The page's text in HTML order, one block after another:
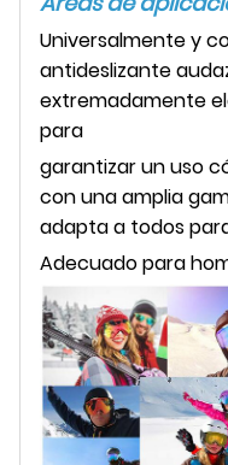
Universalmente y
antideslizante
extremadamente
para
garantizar un uso
con una amplia
adapta a todos
Adecuado para